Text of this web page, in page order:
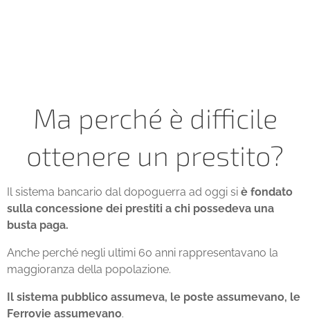
Ma perché è difficile
ottenere un prestito?
Il sistema bancario dal dopoguerra ad oggi si è fondato
sulla concessione dei prestiti a chi possedeva una
busta paga.
Anche perché negli ultimi 60 anni rappresentavano la
maggioranza della popolazione.
Il sistema pubblico assumeva, le poste assumevano, le
Ferrovie assumevano.